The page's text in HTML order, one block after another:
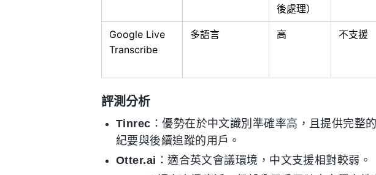
後處理）
Google Live
Transcribe
多語言 高 不支援
評測分析
Tinrec ：優勢在於中文識別準確率高，且提供完
紀要與後續追蹤的用戶。
Otter.ai ：適合英文會議環境，中文支援相對較弱。